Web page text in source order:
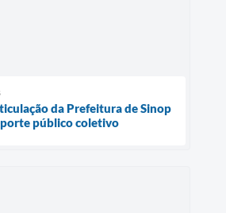
da Prefeitura de Sinop
público coletivo